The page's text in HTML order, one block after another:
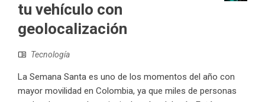
tu vehículo con
geolocalización
Tecnología
La Semana Santa es uno de los momentos del año con
mayor movilidad en Colombia, ya que miles de personas